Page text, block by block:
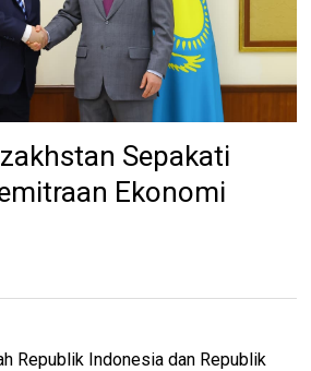
Sepakati
Ekonomi
Republik Indonesia dan Republik